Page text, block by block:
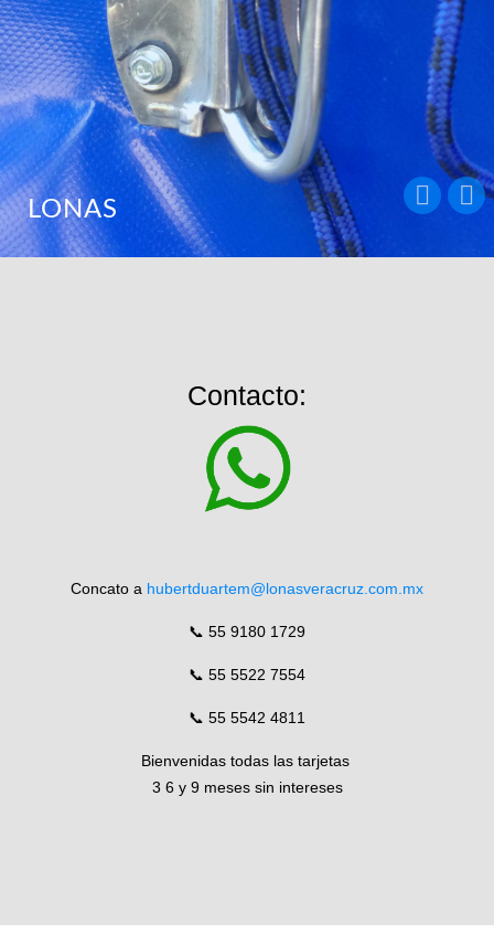
TOLDOS
Contacto:
Concato a hubertduartem@lonasveracruz.com.mx
📞 55 9180 1729
📞 55 5522 7554
📞 55 5542 4811
Bienvenidas todas las tarjetas
3 6 y 9 meses sin intereses